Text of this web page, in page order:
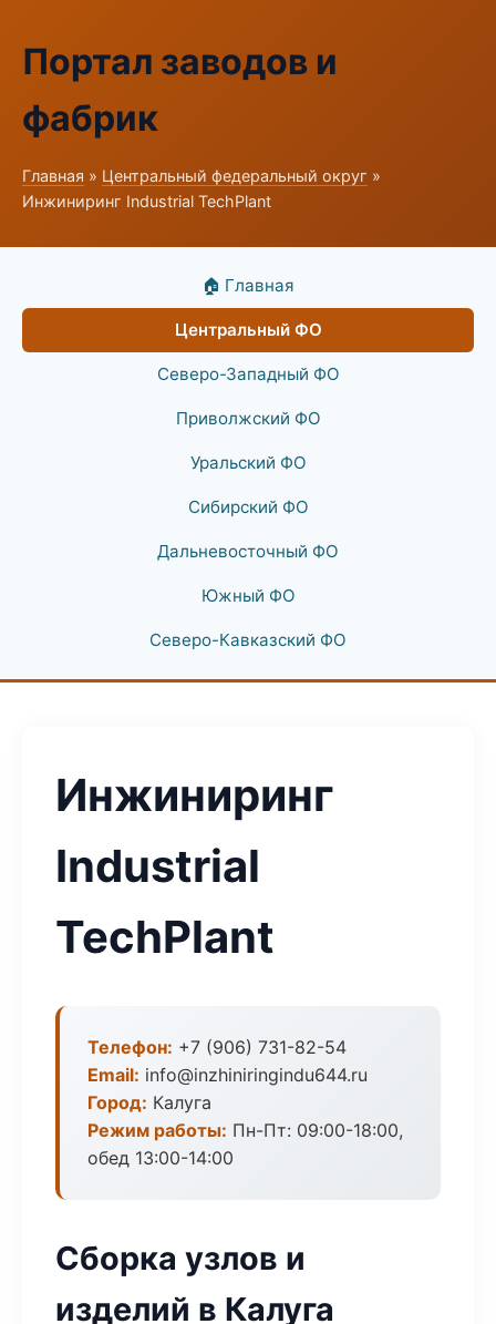
Портал заводов и
фабрик
Главная » Центральный федеральный округ »
Инжиниринг Industrial TechPlant
🏠 Главная
Центральный ФО
Северо-Западный ФО
Приволжский ФО
Уральский ФО
Сибирский ФО
Дальневосточный ФО
Южный ФО
Северо-Кавказский ФО
Инжиниринг
Industrial
TechPlant
Телефон: +7 (906) 731-82-54
Email: info@inzhiniringindu644.ru
Город: Калуга
Режим работы: Пн-Пт: 09:00-18:00,
обед 13:00-14:00
Сборка узлов и
изделий в Калуга